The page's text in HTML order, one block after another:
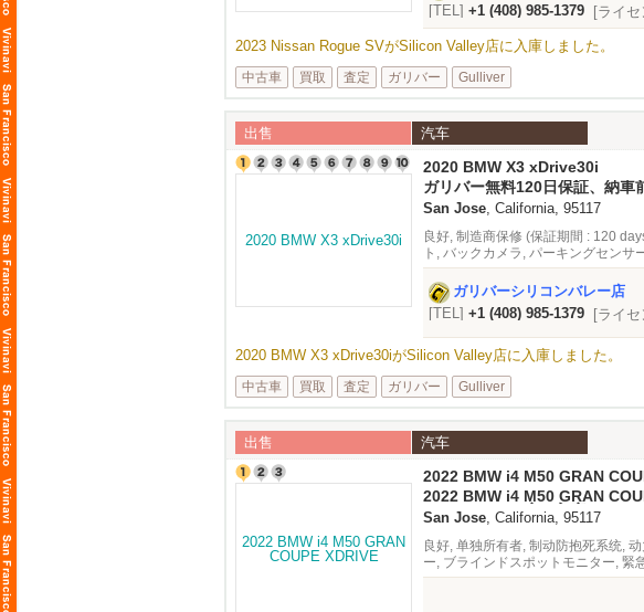
[TEL] +1 (408) 985-1379 [ライセ
2023 Nissan Rogue SVがSilicon Valley店に入庫しました。
中古車 買取 査定 ガリバー Gulliver
出售 汽车
2020 BMW X3 xDrive30i
ガリバー無料120日保証、納車
San Jose, California, 95117
良好, 制造商保修 (保証期間 : 120
ト, バックカメラ, パーキングセン
ガリバーシリコンバレー店
[TEL] +1 (408) 985-1379 [ライセ
2020 BMW X3 xDrive30iがSilicon Valley店に入庫しました。
中古車 買取 査定 ガリバー Gulliver
出售 汽车
2022 BMW i4 M50 GRAN
2022 BMW i4 M50 GRAN
Silicon Valley店に入庫しました
San Jose, California, 95117
良好, 单独所有者, 制动防抱死系统,
ー, ブラインドスポットモニター, 緊